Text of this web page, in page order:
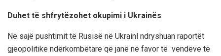
Duhet të shfrytëzohet okupimi i Ukrainës
Në sajë pushtimit të Rusisë në Ukrainl ndryshuan raportët
gjeopolitike ndërkombëtare që janë në favor të vendëve të